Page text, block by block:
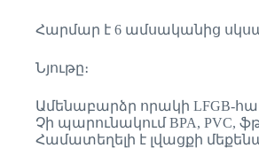
Հարմար է 6 ամսականից
Նյութը։
Ամենաբարձր որակի LFGB-
Չի պարունակում BPA, PVC,
Համատեղելի է լվացքի